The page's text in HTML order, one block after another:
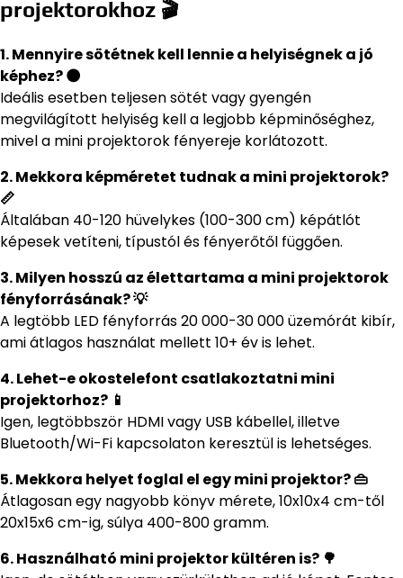
projektorokhoz 🎬
1. Mennyire sötétnek kell lennie a helyiségnek a jó
képhez? 🌑
Ideális esetben teljesen sötét vagy gyengén
megvilágított helyiség kell a legjobb képminőséghez,
mivel a mini projektorok fényereje korlátozott.
2. Mekkora képméretet tudnak a mini projektorok?
📏
Általában 40-120 hüvelykes (100-300 cm) képátlót
képesek vetíteni, típustól és fényerőtől függően.
3. Milyen hosszú az élettartama a mini projektorok
fényforrásának? 💡
A legtöbb LED fényforrás 20 000-30 000 üzemórát kibír,
ami átlagos használat mellett 10+ év is lehet.
4. Lehet-e okostelefont csatlakoztatni mini
projektorhoz? 📱
Igen, legtöbbször HDMI vagy USB kábellel, illetve
Bluetooth/Wi-Fi kapcsolaton keresztül is lehetséges.
5. Mekkora helyet foglal el egy mini projektor? 👜
Átlagosan egy nagyobb könyv mérete, 10x10x4 cm-től
20x15x6 cm-ig, súlya 400-800 gramm.
6. Használható mini projektor kültéren is? 🌳